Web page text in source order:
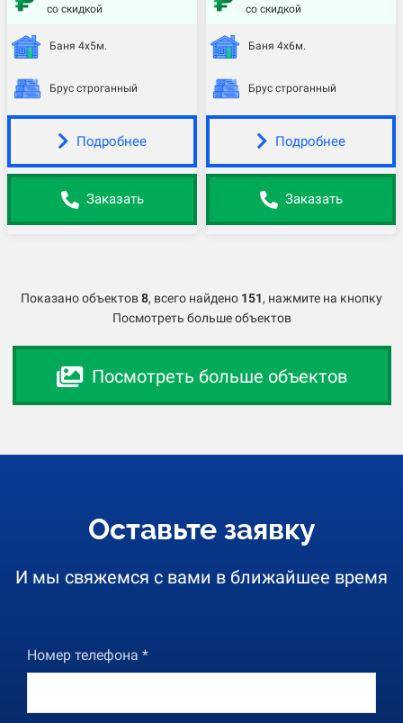
со скидкой
Баня 4х5м.
Брус строганный
Подробнее
Заказать
со скидкой
Баня 4х6м.
Брус строганный
Подробнее
Заказать
Показано объектов8, всего найдено 151, нажмите на кнопку
Посмотреть больше объектов
Посмотреть больше объектов
Оставьте заявку
И мы свяжемся с вами в ближайшее время
Номер телефона *